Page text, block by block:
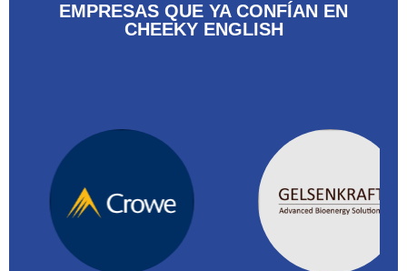
EMPRESAS QUE YA CONFÍAN EN
CHEEKY ENGLISH